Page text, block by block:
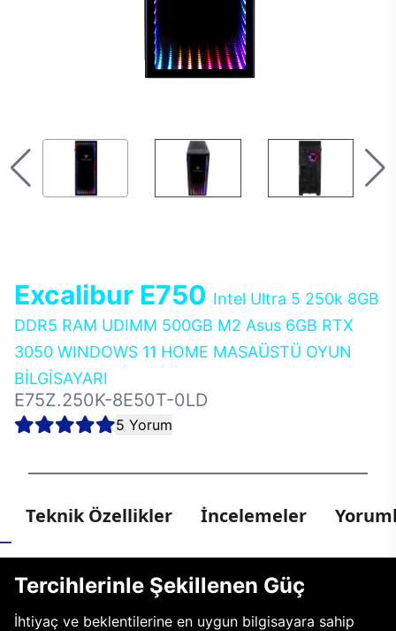
Excalibur E750 Intel Ultra 5 250k 8GB
DDR5 RAM UDIMM 500GB M2 Asus 6GB RTX
3050 WINDOWS 11 HOME MASAÜSTÜ OYUN
BİLGİSAYARI
E75Z.250K-8E50T-0LD
5 Yorum
Teknik Özellikler İncelemeler
Tercihlerinle Şekillenen Güç
İhtiyaç ve beklentilerine en uygun bilgisayara sahip